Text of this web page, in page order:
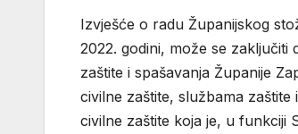
Izvješće o radu Županijskog
2022. godini, može se
zaštite i spašavanja Županije
civilne zaštite, službama
civilne zaštite koja je, u funkciji